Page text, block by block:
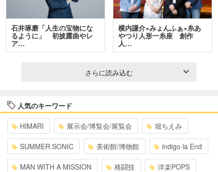
石井琢磨「人生の宝物にな
るように」 初披露曲やレ
ア…
横内謙介×みょんふぁ×糸あ
やつり人形一糸座 創作
人…
さらに読み込む
人気のキーワード
HIMARI 展示会/博覧会/展覧会 堀ちえみ
SUMMER SONIC 美術館/博物館 indigo la End
MAN WITH A MISSION 格闘技 洋楽POPS